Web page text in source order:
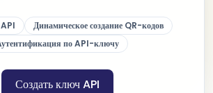
Динамическое создание QR-кодов
по API-ключу
Создать ключ API